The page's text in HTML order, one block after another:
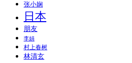
张小娴
日本
朋友
李娟
村上春树
林清玄